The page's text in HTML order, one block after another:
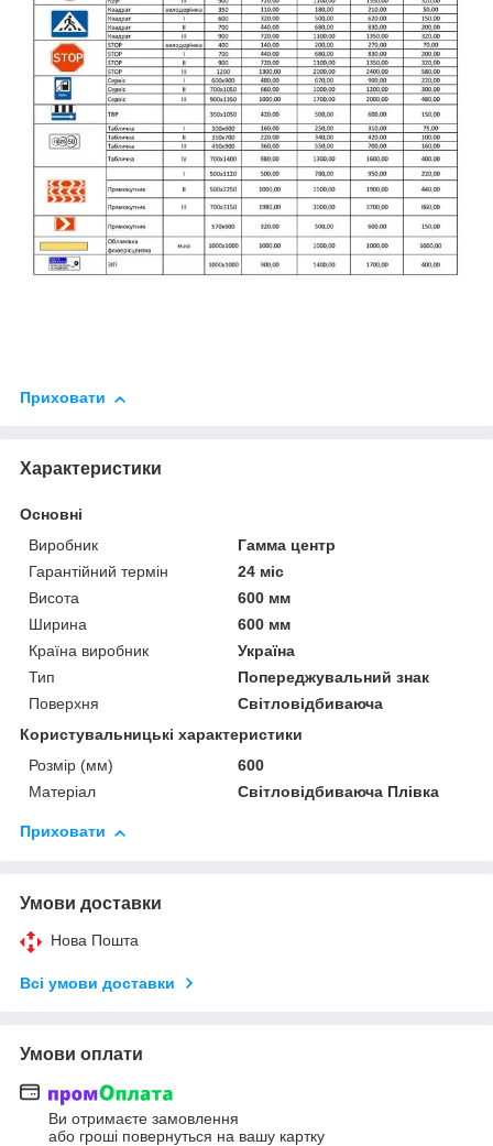
Приховати
Характеристики
Основні
Виробник
Гамма центр
Гарантійний термін
24 міс
Висота
600 мм
Ширина
600 мм
Країна виробник
Україна
Тип
Попереджувальний знак
Поверхня
Світловідбиваюча
Користувальницькі характеристики
Розмір (мм)
600
Матеріал
Світловідбиваюча Плівка
Приховати
Умови доставки
Нова Пошта
Всі умови доставки
Умови оплати
Ви отримаєте замовлення
або гроші повернуться на вашу картку